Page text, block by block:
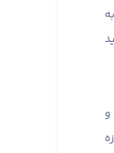
و